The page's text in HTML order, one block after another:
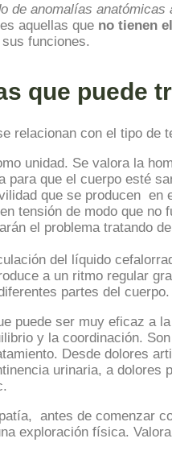
de anomalías
aquellas que no tienen
funciones.
que puede
relacionan con el tipo de
unidad. Se valora la
para que el cuerpo esté
que se producen
tensión de modo que no
el problema tratando
del líquido
a un ritmo regular
partes del cuerpo.
puede ser muy eficaz a
y la coordinación.
Desde dolores
urinaria, a
antes de comenzar
exploración física.